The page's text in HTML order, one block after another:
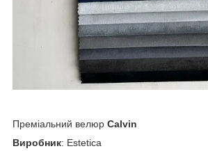
Преміальний велюр Calvin
Виробник: Estetica